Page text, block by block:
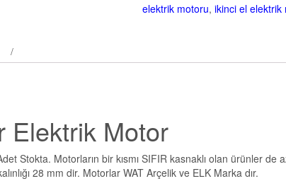
elektrik motoru, ikinci el elektrik
Elektrik Motor
Stokta. Motorların bir kısmı SIFIR kasnaklı olan ürünler de
28 mm dir. Motorlar WAT Arçelik ve ELK Marka dır.